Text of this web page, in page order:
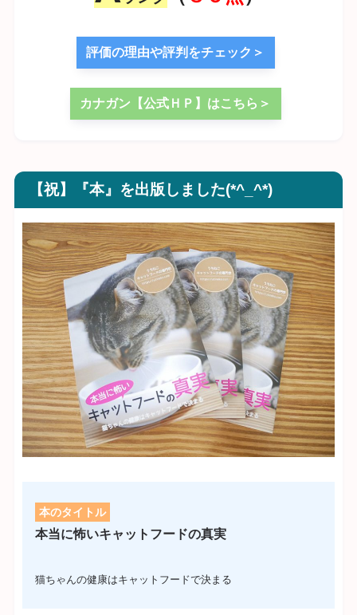
評価の理由や評判をチェック＞
カナガン【公式ＨＰ】はこちら＞
【祝】『本』を出版しました(*^_^*)
本のタイトル
本当に怖いキャットフードの真実
猫ちゃんの健康はキャットフードで決まる